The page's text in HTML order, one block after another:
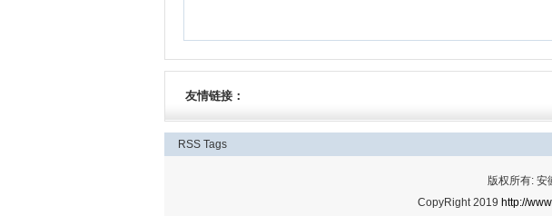
友情链接：
RSS Tags
版权所有:
CopyRight 2019 http://